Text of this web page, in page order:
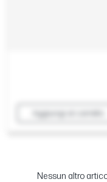
Aggiungi al carrello
Nessun altro